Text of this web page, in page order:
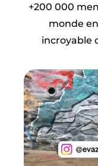
+200 000
monde
incroyable